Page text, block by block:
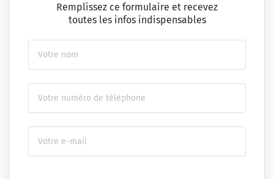
Remplissez ce formulaire et recevez
toutes les infos indispensables